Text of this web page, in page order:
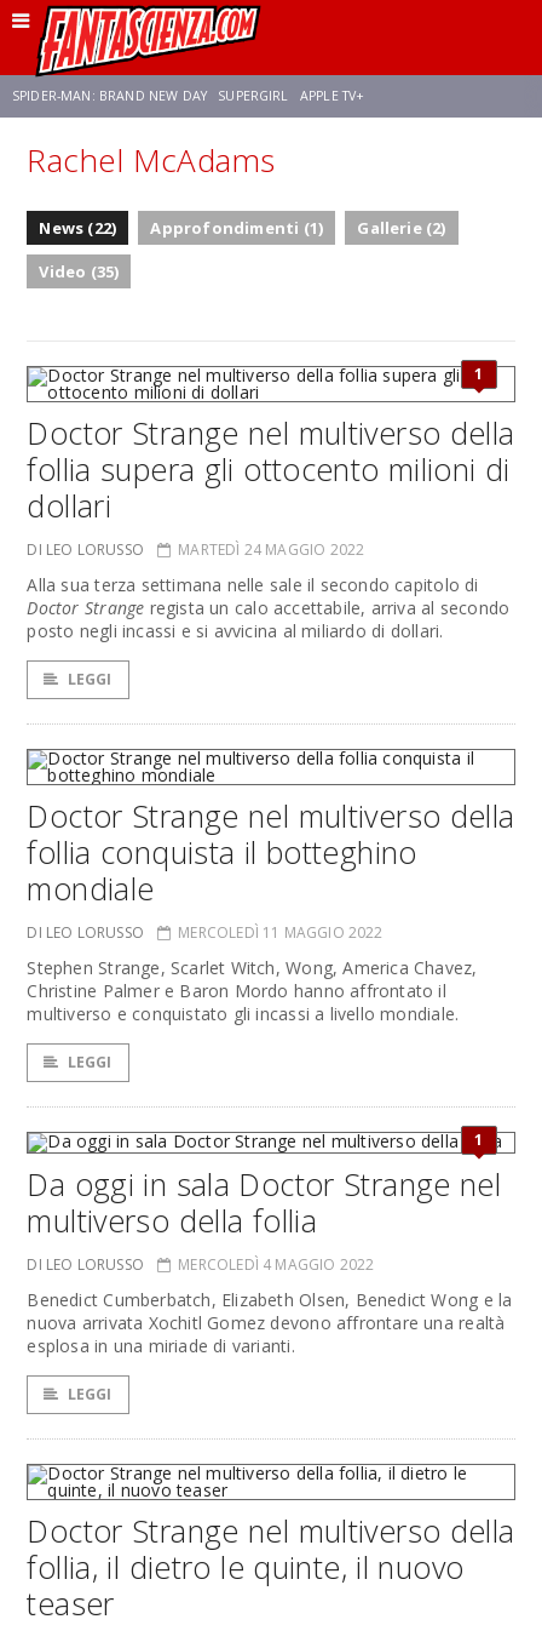
SPIDER-MAN: BRAND NEW DAY SUPERGIRL APPLE TV+
FRANCO RICCIARDIELLO ZENDAYA STAR TREK
NETFLIX SADIE SINK
Rachel McAdams
News (22) Approfondimenti (1)
Gallerie (2)
Video (35)
1
Doctor Strange nel multiverso della
follia supera gli ottocento milioni di
dollari
DI LEO LORUSSO MARTEDÌ 24 MAGGIO 2022
Alla sua terza settimana nelle sale il secondo capitolo di
Doctor Strange regista un calo accettabile, arriva al secondo
posto negli incassi e si avvicina al miliardo di dollari.
LEGGI
Doctor Strange nel multiverso della
follia conquista il botteghino
mondiale
DI LEO LORUSSO MERCOLEDÌ 11 MAGGIO 2022
Stephen Strange, Scarlet Witch, Wong, America Chavez,
Christine Palmer e Baron Mordo hanno affrontato il
multiverso e conquistato gli incassi a livello mondiale.
LEGGI
1
Da oggi in sala Doctor Strange nel
multiverso della follia
DI LEO LORUSSO MERCOLEDÌ 4 MAGGIO 2022
Benedict Cumberbatch, Elizabeth Olsen, Benedict Wong e la
nuova arrivata Xochitl Gomez devono affrontare una realtà
esplosa in una miriade di varianti.
LEGGI
Doctor Strange nel multiverso della
follia, il dietro le quinte, il nuovo
teaser